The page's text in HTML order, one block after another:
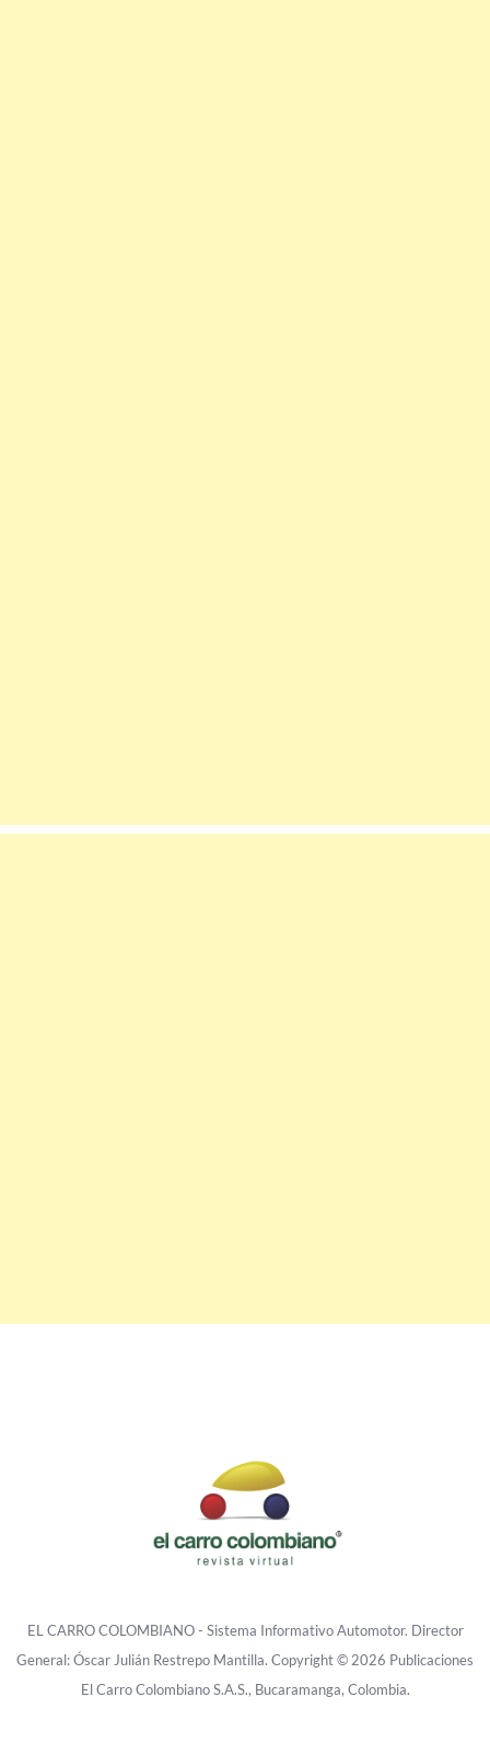
EL CARRO COLOMBIANO - Sistema Informativo Automotor. Director
General: Óscar Julián Restrepo Mantilla. Copyright © 2026 Publicaciones
El Carro Colombiano S.A.S., Bucaramanga, Colombia.